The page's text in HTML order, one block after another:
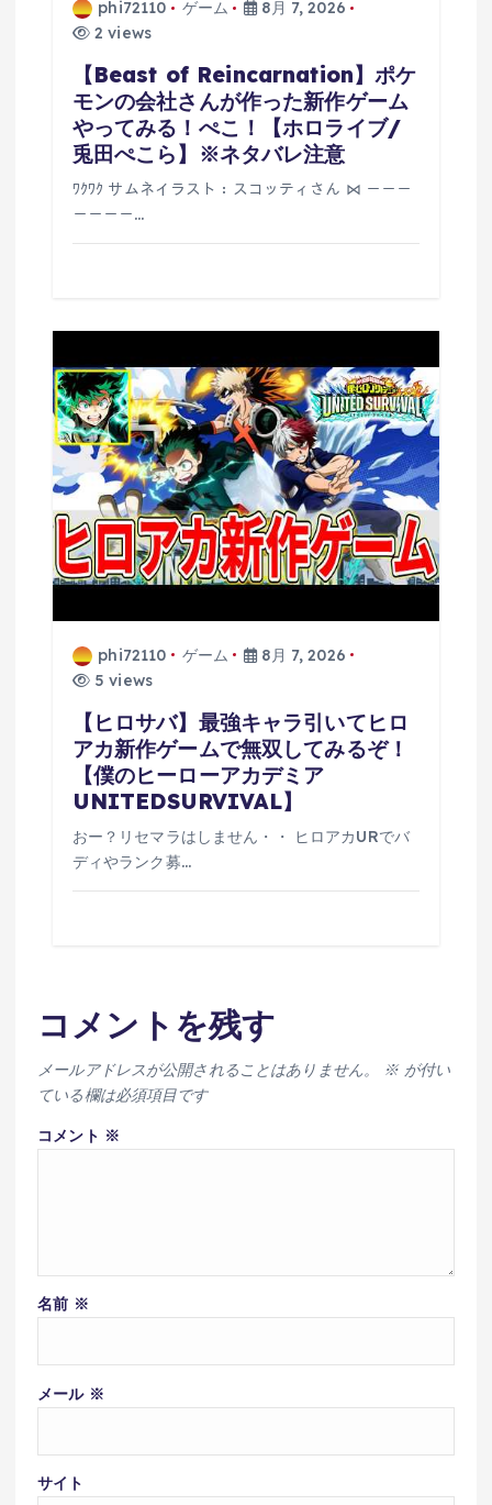
phi72110 ゲーム
8月 7, 2026
2 views
【Beast of Reincarnation】ポケ
モンの会社さんが作った新作ゲーム
やってみる！ぺこ！【ホロライブ/
兎田ぺこら】※ネタバレ注意
ﾜｸﾜｸ サムネイラスト：スコッティさん ⋈ －－－
－－－－…
phi72110 ゲーム
8月 7, 2026
5 views
【ヒロサバ】最強キャラ引いてヒロ
アカ新作ゲームで無双してみるぞ！
【僕のヒーローアカデミア
UNITEDSURVIVAL】
おー？リセマラはしません・・ ヒロアカURでバ
ディやランク募…
コメントを残す
メールアドレスが公開されることはありません。 ※が付い
ている欄は必須項目です
コメント ※
名前 ※
メール ※
サイト